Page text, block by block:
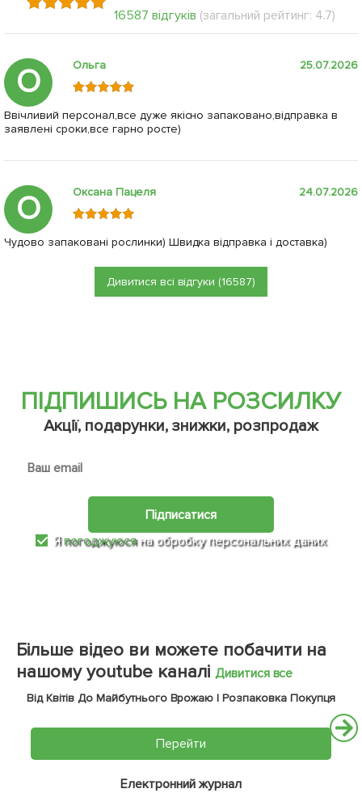
16587 відгуків (загальний рейтинг: 4.7)
О Ольга 25.07.2026
Ввічливий персонал,все дуже якісно запаковано,відправка в
заявлені сроки,все гарно росте)
О Оксана Пацеля 24.07.2026
Чудово запаковані рослинки) Швидка відправка і доставка)
Дивитися всі відгуки (16587)
ПІДПИШИСЬ НА РОЗСИЛКУ
Акції, подарунки, знижки, розпродаж
Підписатися
Япогоджуюсяна обробку персональних даних
Більше відео ви можете побачити на
нашому youtube каналі Дивитися все
Від Квітів До Майбутнього Врожаю | Розпаковка Покупця
Перейти
Електронний журнал